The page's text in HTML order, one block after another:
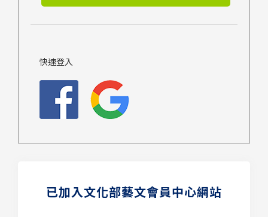
快速登入
已加入文化部藝文會員中心網站